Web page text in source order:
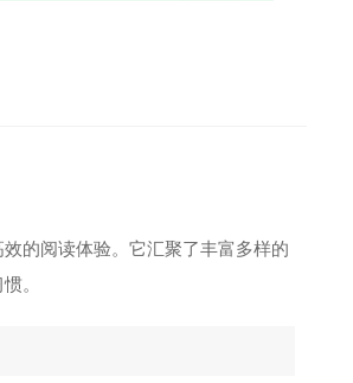
效的阅读体验。它汇聚了丰富多样的
。